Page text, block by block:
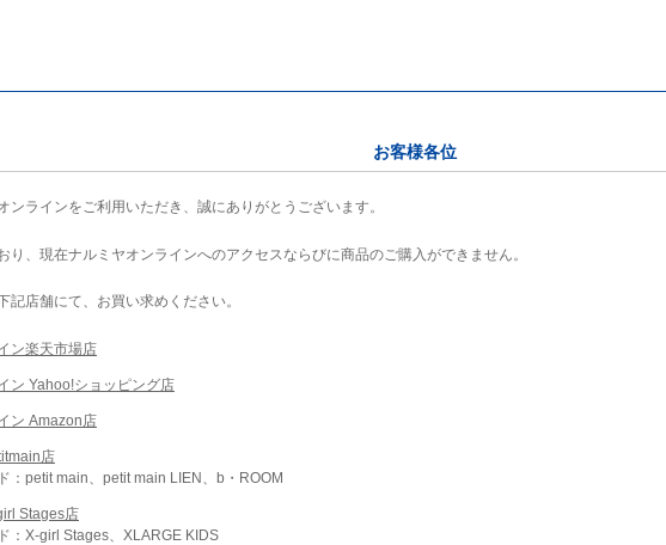
お客様各位
ンラインをご利用いただき、誠にありがとうございます。
り、現在ナルミヤオンラインへのアクセスならびに商品のご購入ができません。
記店舗にて、お買い求めください。
ン楽天市場店
ン Yahoo!ショッピング店
ン Amazon店
店
：petit main、petit main LIEN、b・ROOM
Stages店
：X-girl Stages、XLARGE KIDS